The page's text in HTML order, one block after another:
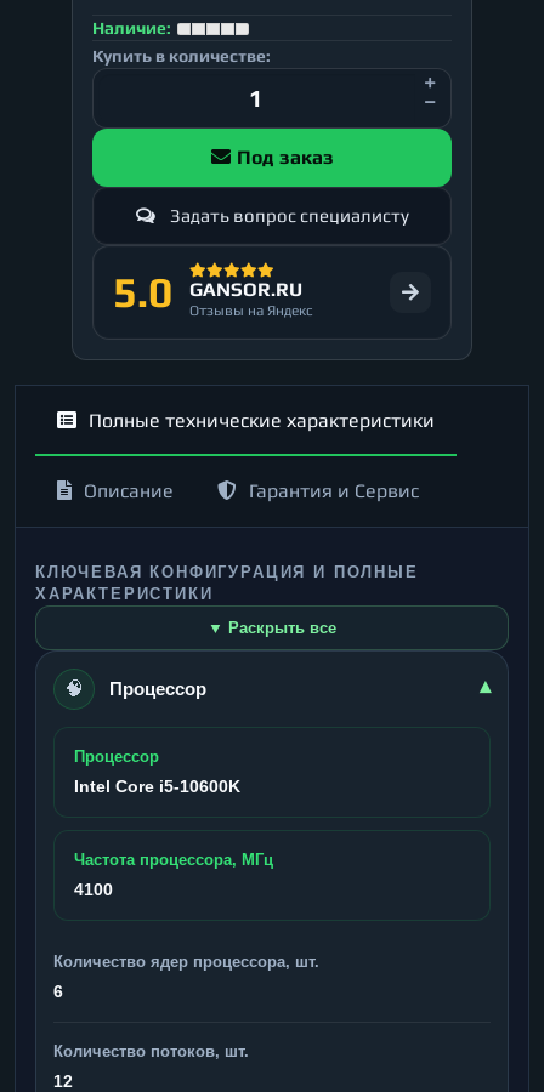
Наличие:
Купить в количестве:
Под заказ
Задать вопрос специалисту
5.0 GANSOR.RU
Отзывы на Яндекс
Полные технические характеристики
Описание Гарантия и Сервис
КЛЮЧЕВАЯ КОНФИГУРАЦИЯ И ПОЛНЫЕ
ХАРАКТЕРИСТИКИ
▼ Раскрыть все
🧠 Процессор ▾
Процессор
Intel Core i5-10600K
Частота процессора, МГц
4100
Количество ядер процессора, шт.
6
Количество потоков, шт.
12